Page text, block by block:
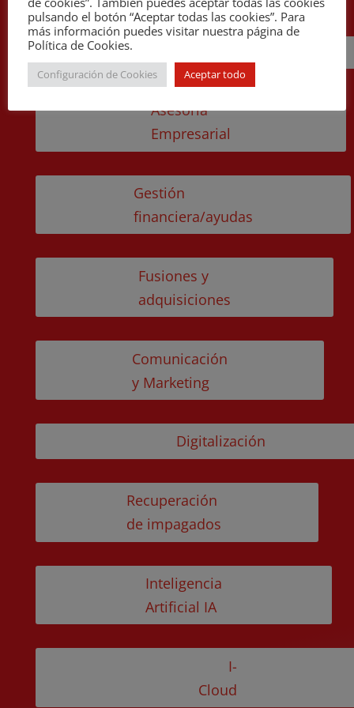
Asesoría
Empresarial
Gestión
financiera/ayudas
Fusiones y
adquisiciones
Comunicación
y Marketing
Digitalización
Recuperación
de impagados
Inteligencia
Artificial IA
I-
Cloud
pulsando el botón “Aceptar todas las cookies”. Para
más información puedes visitar nuestra página de
Política de Cookies.
Configuración de Cookies Aceptar todo